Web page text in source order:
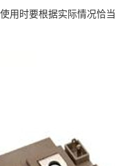
用时要根据实际情况